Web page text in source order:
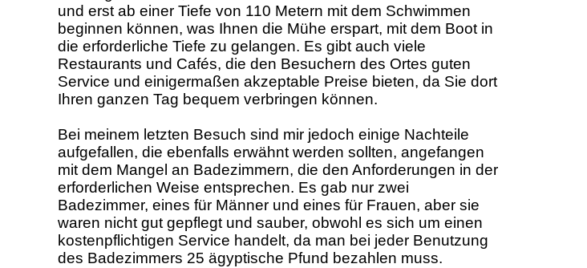
und erst ab einer Tiefe von 110 Metern mit dem Schwimmen
beginnen können, was Ihnen die Mühe erspart, mit dem Boot in
die erforderliche Tiefe zu gelangen. Es gibt auch viele
Restaurants und Cafés, die den Besuchern des Ortes guten
Service und einigermaßen akzeptable Preise bieten, da Sie dort
Ihren ganzen Tag bequem verbringen können.
Bei meinem letzten Besuch sind mir jedoch einige Nachteile
aufgefallen, die ebenfalls erwähnt werden sollten, angefangen
mit dem Mangel an Badezimmern, die den Anforderungen in der
erforderlichen Weise entsprechen. Es gab nur zwei
Badezimmer, eines für Männer und eines für Frauen, aber sie
waren nicht gut gepflegt und sauber, obwohl es sich um einen
kostenpflichtigen Service handelt, da man bei jeder Benutzung
des Badezimmers 25 ägyptische Pfund bezahlen muss.